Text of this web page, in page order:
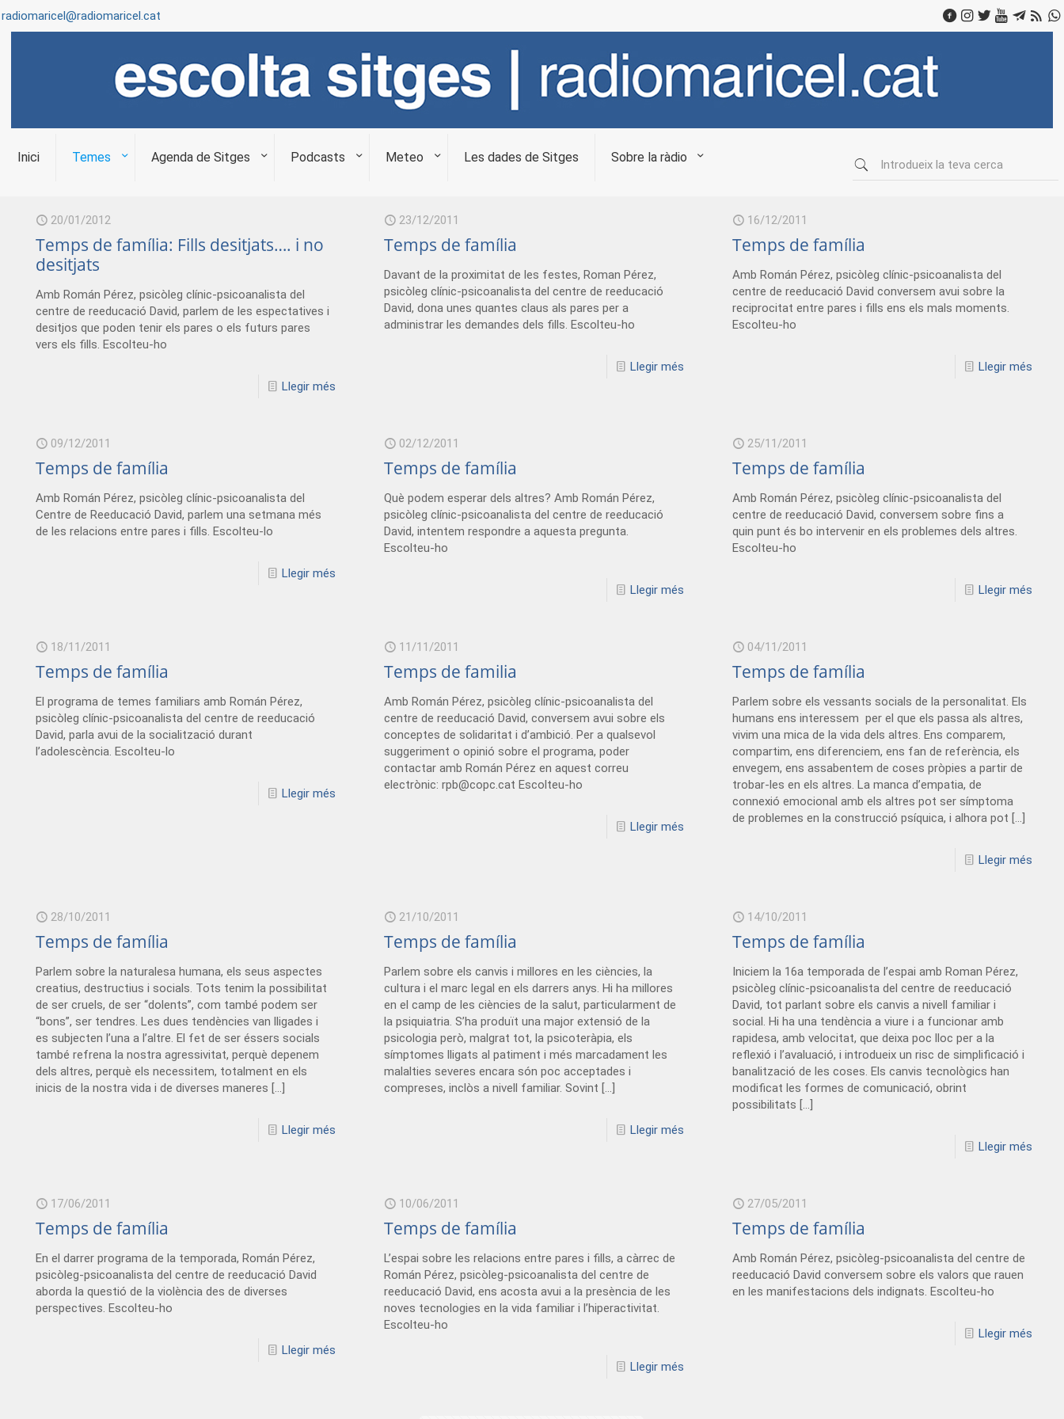
radiomaricel@radiomaricel.cat
Inici Temes Agenda de Sitges Podcasts Meteo Les dades de Sitges Sobre la ràdio
20/01/2012
Temps de família: Fills desitjats…. i no
desitjats
Amb Román Pérez, psicòleg clínic-psicoanalista del
centre de reeducació David, parlem de les espectatives i
desitjos que poden tenir els pares o els futurs pares
vers els fills. Escolteu-ho
Llegir més
23/12/2011
Temps de família
Davant de la proximitat de les festes, Roman Pérez,
psicòleg clínic-psicoanalista del centre de reeducació
David, dona unes quantes claus als pares per a
administrar les demandes dels fills. Escolteu-ho
Llegir més
16/12/2011
Temps de família
Amb Román Pérez, psicòleg clínic-psicoanalista del
centre de reeducació David conversem avui sobre la
reciprocitat entre pares i fills ens els mals moments.
Escolteu-ho
Llegir més
09/12/2011
Temps de família
Amb Román Pérez, psicòleg clínic-psicoanalista del
Centre de Reeducació David, parlem una setmana més
de les relacions entre pares i fills. Escolteu-lo
Llegir més
02/12/2011
Temps de família
Què podem esperar dels altres? Amb Román Pérez,
psicòleg clínic-psicoanalista del centre de reeducació
David, intentem respondre a aquesta pregunta.
Escolteu-ho
Llegir més
25/11/2011
Temps de família
Amb Román Pérez, psicòleg clínic-psicoanalista del
centre de reeducació David, conversem sobre fins a
quin punt és bo intervenir en els problemes dels altres.
Escolteu-ho
Llegir més
18/11/2011
Temps de família
El programa de temes familiars amb Román Pérez,
psicòleg clínic-psicoanalista del centre de reeducació
David, parla avui de la socialització durant
l’adolescència. Escolteu-lo
Llegir més
11/11/2011
Temps de familia
Amb Román Pérez, psicòleg clínic-psicoanalista del
centre de reeducació David, conversem avui sobre els
conceptes de solidaritat i d’ambició. Per a qualsevol
suggeriment o opinió sobre el programa, poder
contactar amb Román Pérez en aquest correu
electrònic: rpb@copc.cat Escolteu-ho
Llegir més
04/11/2011
Temps de família
Parlem sobre els vessants socials de la personalitat. Els
humans ens interessem per el que els passa als altres,
vivim una mica de la vida dels altres. Ens comparem,
compartim, ens diferenciem, ens fan de referència, els
envegem, ens assabentem de coses pròpies a partir de
trobar-les en els altres. La manca d’empatia, de
connexió emocional amb els altres pot ser símptoma
de problemes en la construcció psíquica, i alhora pot […]
Llegir més
28/10/2011
Temps de família
Parlem sobre la naturalesa humana, els seus aspectes
creatius, destructius i socials. Tots tenim la possibilitat
de ser cruels, de ser “dolents”, com també podem ser
“bons”, ser tendres. Les dues tendències van lligades i
es subjecten l’una a l’altre. El fet de ser éssers socials
també refrena la nostra agressivitat, perquè depenem
dels altres, perquè els necessitem, totalment en els
inicis de la nostra vida i de diverses maneres […]
Llegir més
21/10/2011
Temps de família
Parlem sobre els canvis i millores en les ciències, la
cultura i el marc legal en els darrers anys. Hi ha millores
en el camp de les ciències de la salut, particularment de
la psiquiatria. S’ha produït una major extensió de la
psicologia però, malgrat tot, la psicoteràpia, els
símptomes lligats al patiment i més marcadament les
malalties severes encara són poc acceptades i
compreses, inclòs a nivell familiar. Sovint […]
Llegir més
14/10/2011
Temps de família
Iniciem la 16a temporada de l’espai amb Roman Pérez,
psicòleg clínic-psicoanalista del centre de reeducació
David, tot parlant sobre els canvis a nivell familiar i
social. Hi ha una tendència a viure i a funcionar amb
rapidesa, amb velocitat, que deixa poc lloc per a la
reflexió i l’avaluació, i introdueix un risc de simplificació i
banalització de les coses. Els canvis tecnològics han
modificat les formes de comunicació, obrint
possibilitats […]
Llegir més
17/06/2011
Temps de família
En el darrer programa de la temporada, Román Pérez,
psicòleg-psicoanalista del centre de reeducació David
aborda la questió de la violència des de diverses
perspectives. Escolteu-ho
Llegir més
10/06/2011
Temps de família
L’espai sobre les relacions entre pares i fills, a càrrec de
Román Pérez, psicòleg-psicoanalista del centre de
reeducació David, ens acosta avui a la presència de les
noves tecnologies en la vida familiar i l’hiperactivitat.
Escolteu-ho
Llegir més
27/05/2011
Temps de família
Amb Román Pérez, psicòleg-psicoanalista del centre de
reeducació David conversem sobre els valors que rauen
en les manifestacions dels indignats. Escolteu-ho
Llegir més